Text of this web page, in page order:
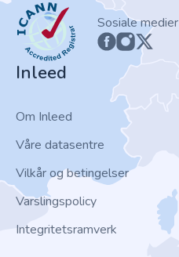
ICANN
Sosiale medier
Inleed
Om Inleed
Våre datasentre
Vilkår og betingelser
Varslingspolicy
Integritetsramverk